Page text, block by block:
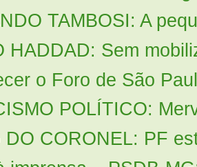
TAMBOSI: A
HADDAD: Sem
o Foro de São
POLÍTICO:
DO CORONEL: PF